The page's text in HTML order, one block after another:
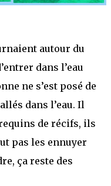
autour du
dans l’eau
ne s’est posé de
dans l’eau. Il
de récifs, ils
pas les ennuyer
ça reste des